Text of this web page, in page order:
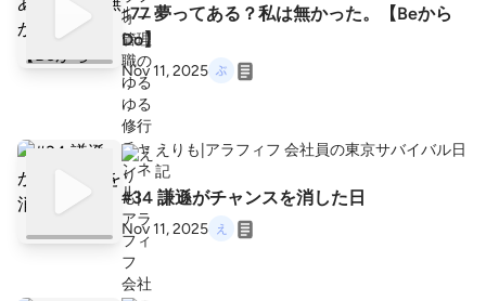
♯77 夢ってある？私は無かった。【Beから
Do】
Nov 11, 2025
えりも|アラフィフ 会社員の東京サバイバル日
記
#34 謙遜がチャンスを消した日
Nov 11, 2025